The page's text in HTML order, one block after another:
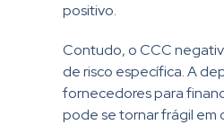
positivo.
Contudo, o CCC
de risco específica. A
fornecedores para
pode se tornar frágil em